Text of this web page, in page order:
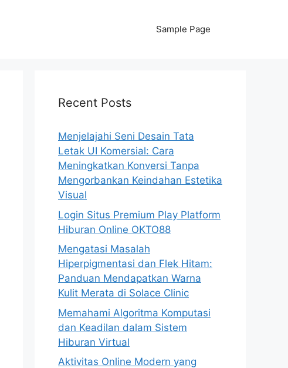
Sample Page
Recent Posts
Menjelajahi Seni Desain Tata
Letak UI Komersial: Cara
Meningkatkan Konversi Tanpa
Mengorbankan Keindahan Estetika
Visual
Login Situs Premium Play Platform
Hiburan Online OKTO88
Mengatasi Masalah
Hiperpigmentasi dan Flek Hitam:
Panduan Mendapatkan Warna
Kulit Merata di Solace Clinic
Memahami Algoritma Komputasi
dan Keadilan dalam Sistem
Hiburan Virtual
Aktivitas Online Modern yang